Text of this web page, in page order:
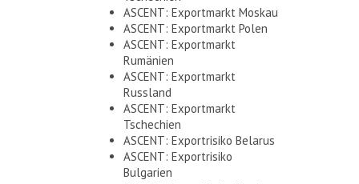
ASCENT: Exportmarkt Moskau
ASCENT: Exportmarkt Polen
ASCENT: Exportmarkt
Rumänien
ASCENT: Exportmarkt
Russland
ASCENT: Exportmarkt
Tschechien
ASCENT: Exportrisiko Belarus
ASCENT: Exportrisiko
Bulgarien